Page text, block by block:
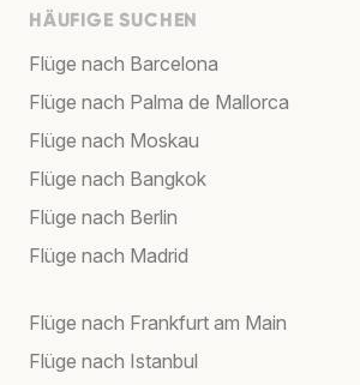
HÄUFIGE SUCHEN
Flüge nach Barcelona
Flüge nach Palma de Mallorca
Flüge nach Moskau
Flüge nach Bangkok
Flüge nach Berlin
Flüge nach Madrid
Flüge nach Frankfurt am Main
Flüge nach Istanbul